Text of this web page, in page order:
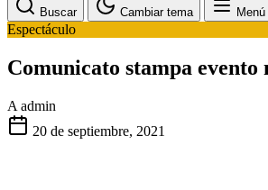
Buscar Cambiar tema Menú
Espectáculo
Comunicato stampa evento
A admin
20 de septiembre, 2021